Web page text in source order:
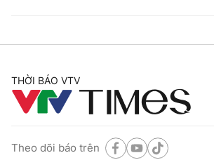
THỜI BÁO VTV
Theo dõi báo trên